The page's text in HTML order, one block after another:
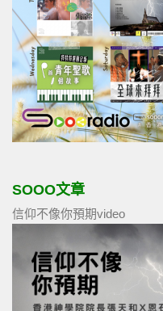
SOOO文章
信仰不像你預期video